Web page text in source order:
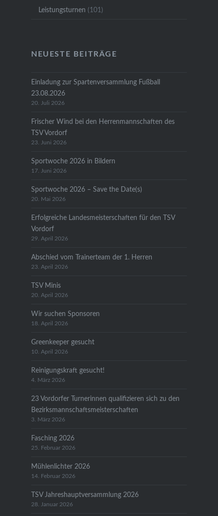
Leistungsturnen (101)
NEUESTE BEITRÄGE
Einladung zur Spartenversammlung Fußball
23.08.2026
20. Juli 2026
Frischer Wind bei den Herrenmannschaften des
TSV Vordorf
23. Juni 2026
Sportwoche 2026 in Bildern
17. Juni 2026
Sportwoche 2026 – Save the Date(s)
20. Mai 2026
Erfolgreiche Landesmeisterschaften für den TSV
Vordorf
29. April 2026
Abschied vom Trainerteam der 1. Herren
23. April 2026
TSV Minis
20. April 2026
Wir suchen Sponsoren
18. April 2026
Greenkeeper gesucht
10. April 2026
Reinigungskraft gesucht!
4. März 2026
23 Vordorfer Turnerinnen qualifizieren sich zu den
Bezirksmannschaftsmeisterschaften
3. März 2026
Fasching 2026
25. Februar 2026
Mühlenlichter 2026
14. Februar 2026
TSV Jahreshauptversammlung 2026
28. Januar 2026